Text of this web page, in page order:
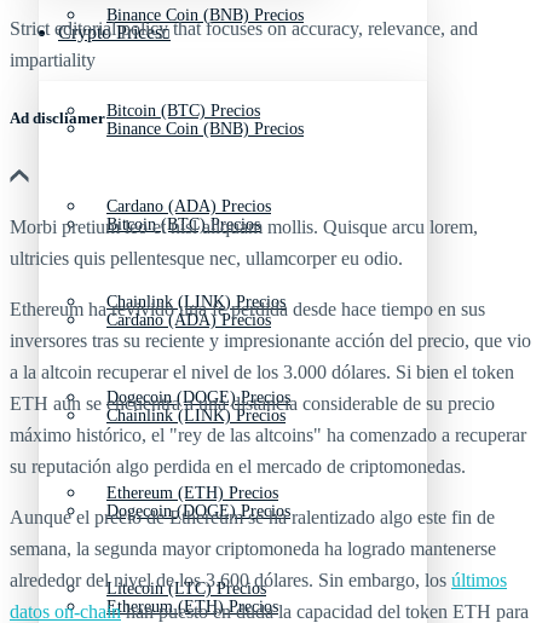
Binance Coin (BNB) Precios
Bitcoin (BTC) Precios
Cardano (ADA) Precios
Chainlink (LINK) Precios
Dogecoin (DOGE) Precios
Ethereum (ETH) Precios
Litecoin (LTC) Precios
Crypto Prices
Binance Coin (BNB) Precios
Bitcoin (BTC) Precios
Cardano (ADA) Precios
Chainlink (LINK) Precios
Dogecoin (DOGE) Precios
Ethereum (ETH) Precios
Strict editorial policy that focuses on accuracy, relevance, and
impartiality
Ad discliamer
Morbi pretium leo et nisl aliquam mollis. Quisque arcu lorem,
ultricies quis pellentesque nec, ullamcorper eu odio.
Ethereum ha revivido una fe perdida desde hace tiempo en sus
inversores tras su reciente y impresionante acción del precio, que vio
a la altcoin recuperar el nivel de los 3.000 dólares. Si bien el token
ETH aún se encuentra a una distancia considerable de su precio
máximo histórico, el "rey de las altcoins" ha comenzado a recuperar
su reputación algo perdida en el mercado de criptomonedas.
Aunque el precio de Ethereum se ha ralentizado algo este fin de
semana, la segunda mayor criptomoneda ha logrado mantenerse
alrededor del nivel de los 3.600 dólares. Sin embargo, los últimos
datos on-chainhan puesto en duda la capacidad del token ETH para